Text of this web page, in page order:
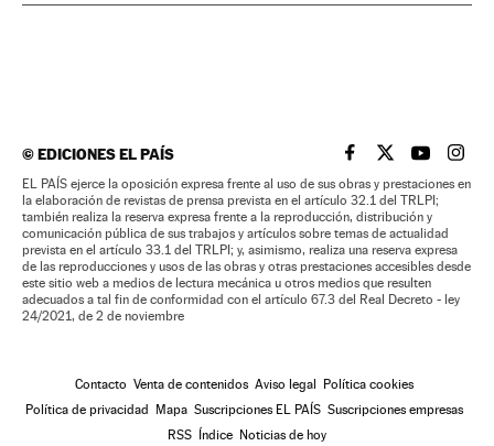
©EDICIONES EL PAÍS EL PAÍS BRASIL EN
EL PAÍSEL PAÍS
EL
EL PAÍS ejerce la oposición expresa frente al uso de sus obras y prestaciones en
la elaboración de revistas de prensa prevista en el artículo 32.1 del TRLPI;
también realiza la reserva expresa frente a la reproducción, distribución y
comunicación pública de sus trabajos y artículos sobre temas de actualidad
prevista en el artículo 33.1 del TRLPI; y, asimismo, realiza una reserva expresa
de las reproducciones y usos de las obras y otras prestaciones accesibles desde
este sitio web a medios de lectura mecánica u otros medios que resulten
adecuados a tal fin de conformidad con el artículo 67.3 del Real Decreto - ley
24/2021, de 2 de noviembre
Contacto Venta de contenidos Aviso legal
Política cookies
Política de privacidad
Mapa Suscripciones EL PAÍS Suscripciones empresas
RSS
Índice Noticias de hoy